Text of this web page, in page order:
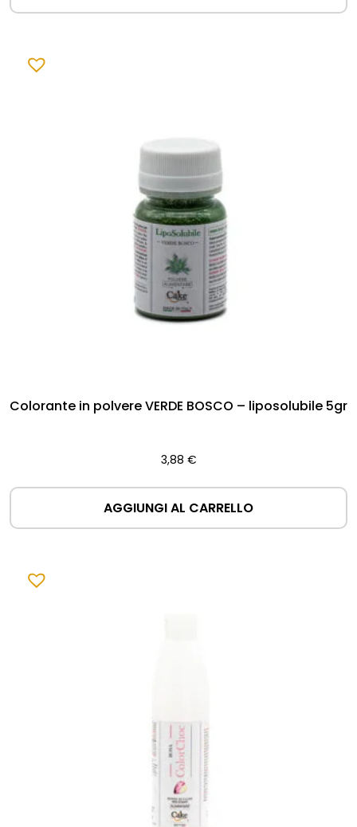
Colorante in polvere VERDE BOSCO – liposolubile 5gr
3,88 €
AGGIUNGI AL CARRELLO